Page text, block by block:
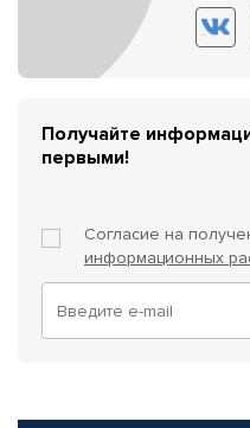
Получайте
первыми!
Согласие на
информационных